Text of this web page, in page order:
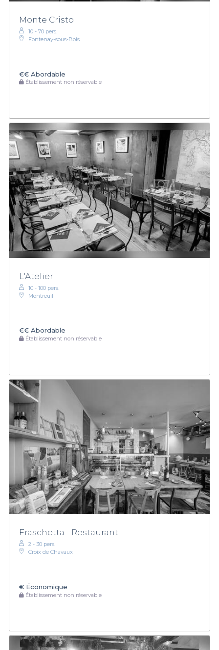
Monte Cristo
10 - 70 pers.
Fontenay-sous-Bois
€€ Abordable
Établissement non réservable
L'Atelier
10 - 100 pers.
Montreuil
€€ Abordable
Établissement non réservable
Fraschetta - Restaurant
2 - 30 pers.
Croix de Chavaux
€ Économique
Établissement non réservable